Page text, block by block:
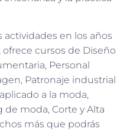
actividades en los años
cursos de Diseño
Personal
Patronaje industrial
a la moda,
moda, Corte y Alta
más que podrás